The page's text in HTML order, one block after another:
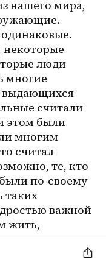
нашего мира,
люди
многие
выдающихся
считали
этом были
многим
считал
те, кто
по-своему
таких
важной
жить,
умением
контакты для